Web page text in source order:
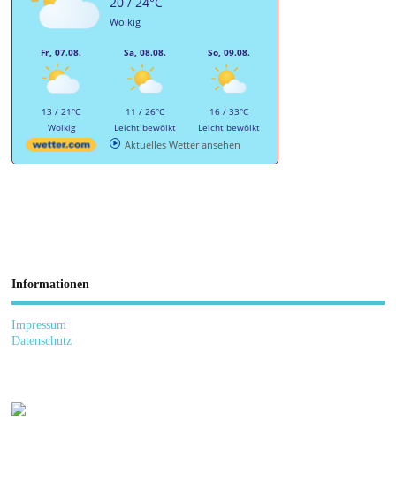
Wolkig
Fr, 07.08.
13 / 21°C
Wolkig
Sa, 08.08.
11 / 26°C
Leicht bewölkt
So, 09.08.
16 / 33°C
Leicht bewölkt
Aktuelles Wetter ansehen
Informationen
Impressum
Datenschutz